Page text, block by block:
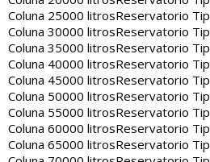
Coluna 25000 litrosReservatorio
Coluna 30000 litrosReservatorio
Coluna 35000 litrosReservatorio
Coluna 40000 litrosReservatorio
Coluna 45000 litrosReservatorio
Coluna 50000 litrosReservatorio
Coluna 55000 litrosReservatorio
Coluna 60000 litrosReservatorio
Coluna 65000 litrosReservatorio